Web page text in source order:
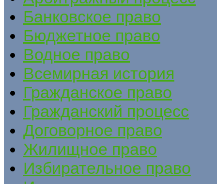
Банковское право
Бюджетное право
Водное право
Всемирная история
Гражданское право
Гражданский процесс
Договорное право
Жилищное право
Избирательное право